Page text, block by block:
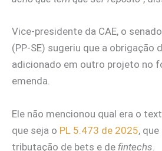
Vice-presidente da CAE, o
(PP-SE) sugeriu que a obrigação
adicionado em outro projeto no
emenda.
Ele não mencionou qual era o
que seja o PL 5.473 de 2025,
tributação de bets e de fintechs